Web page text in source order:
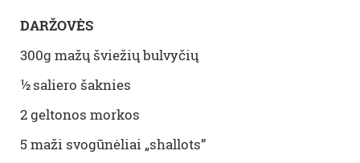
DARŽOVĖS
300g mažų šviežių bulvyčių
½ saliero šaknies
2 geltonos morkos
5 maži svogūnėliai „shallots”